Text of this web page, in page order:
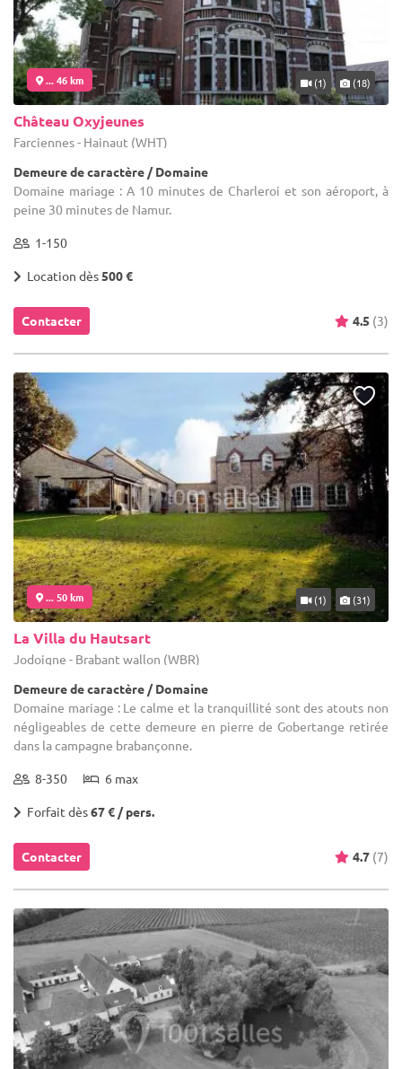
... 46 km (1) (18)
Château Oxyjeunes
Farciennes - Hainaut (WHT)
Demeure de caractère / Domaine
Domaine mariage : A 10 minutes de Charleroi et son aéroport, à
peine 30 minutes de Namur.
1-150
Location dès500 €
Contacter 4.5 (3)
... 50 km (1) (31)
La Villa du Hautsart
Jodoigne - Brabant wallon (WBR)
Demeure de caractère / Domaine
Domaine mariage : Le calme et la tranquillité sont des atouts non
négligeables de cette demeure en pierre de Gobertange retirée
dans la campagne brabançonne.
8-350 6 max
Forfait dès67 € / pers.
Contacter 4.7 (7)